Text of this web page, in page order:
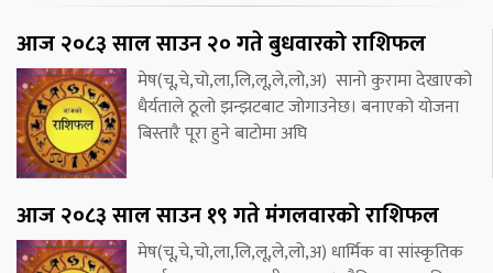
आज २०८३ साल साउन २० गते बुधवारको राशिफल
मेष(चू,चे,चो,ला,लि,लू,ले,लो,अ) सानो कुरामा देखाएको
धैर्यताले ठूलो झन्झटबाट जोगाउनेछ। बनाएको योजना
बिस्तारै पूरा हुने बाटोमा अघि
आज २०८३ साल साउन १९ गते मंगलवारको राशिफल
मेष(चू,चे,चो,ला,लि,लू,ले,लो,अ) धार्मिक वा सांस्कृतिक